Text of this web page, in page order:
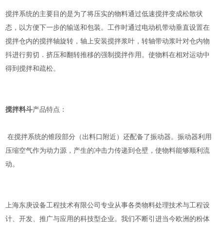
搅拌系统的主要目的是为了将压实的物料通过低速搅拌变成松散状
态，以方便下一步的输送和包装。工作时通过电动机带动垂直设置在
搅拌仓内的搅拌轴旋转，轴上安装搅拌浆叶，转轴带动浆叶对仓内物
抖进行剪切．挤压和翻转推移的强制搅拌作用。使物料在相对运动中
得到搅拌和疏松。
搅拌料斗产品特点：
在搅拌系统的锥段部分（出料口附近）还配备了振动器。振动器利用
压缩空气作为动力源，产生的冲击力传递到仓壁，使物料能够顺利流
动。
上海东庚设备工程技术有限公司专业从事各类物料处理技术与工程设
计、开发、推广与应用的科技型企业。我们不断引进当今欧洲的粉体